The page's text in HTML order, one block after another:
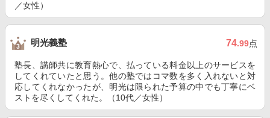
／女性）
明光義塾 74.99点
塾長、講師共に教育熱心で、払っている料金以上のサービスを
してくれていたと思う。他の塾ではコマ数を多く入れないと対
応してくれなかったが、明光は限られた予算の中でも丁寧にベ
ストを尽くしてくれた。（10代／女性）